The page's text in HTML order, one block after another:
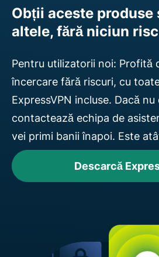
Obții aceste produse
altele, fără niciun risc
Pentru utilizatorii noi: Profită
încercare fără riscuri, cu
ExpressVPN incluse. Dacă
contactează echipa de
vei primi banii înapoi. Este
Descarcă